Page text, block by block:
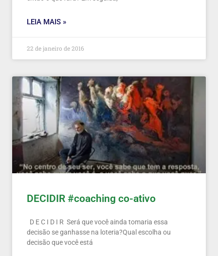
LEIA MAIS »
22 de janeiro de 2016
DECIDIR #coaching co-ativo
D E C I D I R Será que você ainda tomaria essa
decisão se ganhasse na loteria?Qual escolha ou
decisão que você está